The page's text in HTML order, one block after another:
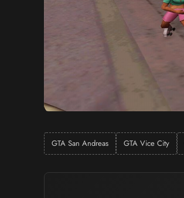
GTA San Andreas GTA Vice City